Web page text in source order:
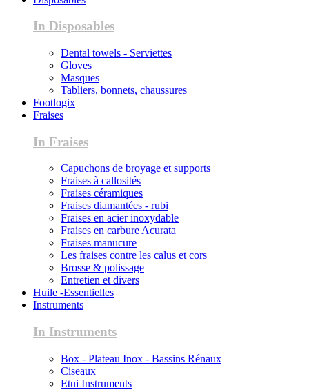
In Disposables
Dental towels - Serviettes
Gloves
Masques
Tabliers, bonnets, chaussures
Footlogix
Fraises
In Fraises
Capuchons de broyage et supports
Fraises à callosités
Fraises céramiques
Fraises diamantées - rubi
Fraises en acier inoxydable
Fraises en carbure Acurata
Fraises manucure
Les fraises contre les calus et cors
Brosse & polissage
Entretien et divers
Huile -Essentielles
Instruments
In Instruments
Box - Plateau Inox - Bassins Rénaux
Ciseaux
Etui Instruments